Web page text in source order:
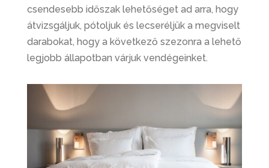
csendesebb időszak lehetőséget ad arra, hogy
átvizsgáljuk, pótoljuk és lecseréljük a megviselt
darabokat, hogy a következő szezonra a lehető
legjobb állapotban várjuk vendégeinket.